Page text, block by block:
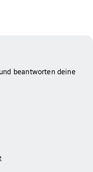
beantworten deine